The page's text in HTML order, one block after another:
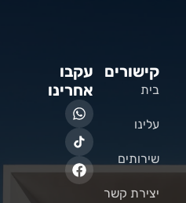
קישורים
בית
עלינו
שירותים
יצירת קשר
עקבו
אחרינו